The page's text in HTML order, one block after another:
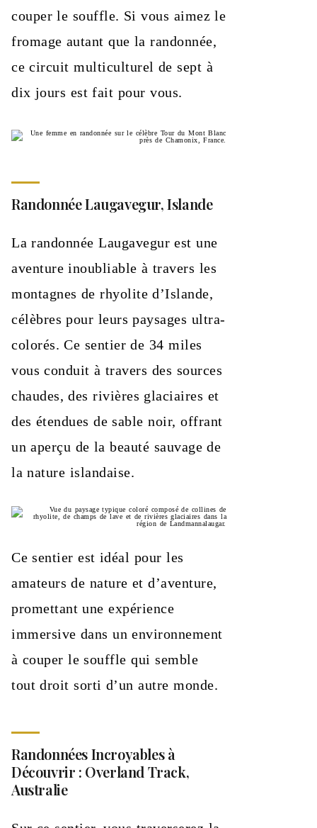
couper le souffle. Si vous aimez le
fromage autant que la randonnée,
ce circuit multiculturel de sept à
dix jours est fait pour vous.
Randonnée Laugavegur, Islande
La randonnée Laugavegur est une
aventure inoubliable à travers les
montagnes de rhyolite d’Islande,
célèbres pour leurs paysages ultra-
colorés. Ce sentier de 34 miles
vous conduit à travers des sources
chaudes, des rivières glaciaires et
des étendues de sable noir, offrant
un aperçu de la beauté sauvage de
la nature islandaise.
Ce sentier est idéal pour les
amateurs de nature et d’aventure,
promettant une expérience
immersive dans un environnement
à couper le souffle qui semble
tout droit sorti d’un autre monde.
Randonnées Incroyables à
Découvrir : Overland Track,
Australie